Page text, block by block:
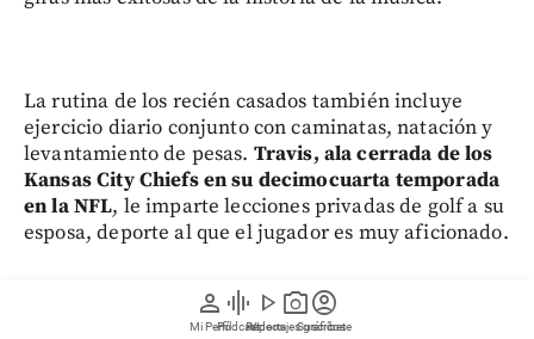
person
Mi Perfil
graphic_eq
Pódcast
play_arrow
Videos
photo_camera
Reportajes gráficos
account_circle
Suscríbete
La rutina de los recién casados también incluye
ejercicio diario conjunto con caminatas, natación y
levantamiento de pesas. Travis, ala cerrada de los
Kansas City Chiefs en su decimocuarta temporada
en la NFL, le imparte lecciones privadas de golf a su
esposa, deporte al que el jugador es muy aficionado.
Los Chiefs arrancan pretemporada el 15 de agosto
ante los Los Angeles Rams en el Arrowhead